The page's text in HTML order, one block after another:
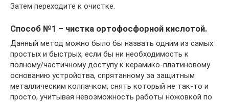
Затем переходите к очистке.
Способ №1 – чистка ортофосфорной кислотой.
Данный метод можно было бы назвать одним из самых
простых и быстрых, если бы ни необходимость к
полному/частичному доступу к керамико-платиновому
основанию устройства, спрятанному за защитным
металлическим колпачком, снять который не так-то и
просто, учитывая невозможность работы ножовкой по